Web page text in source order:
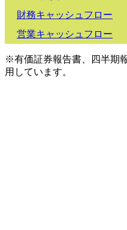
財務キャッシュフロー
営業キャッシュフロー
※有価証券報告書、四半期
用しています。